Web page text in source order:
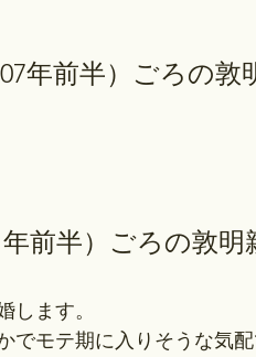
年前半）ごろの敦
前半）ごろの敦明
します。
でモテ期に入りそうな気配